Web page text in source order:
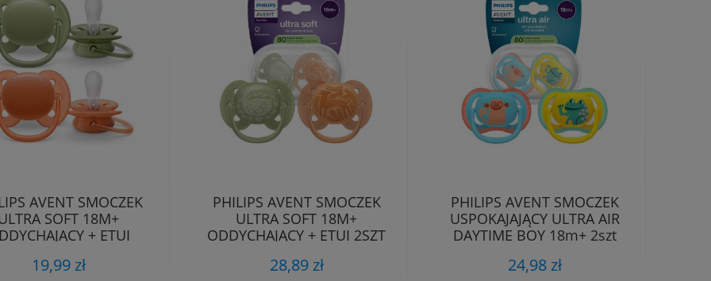
AVENT SMOCZEK
SOFT 18M+
+ ETUI
19,99 zł
PHILIPS AVENT SMOCZEK
ULTRA SOFT 18M+
ODDYCHAJĄCY + ETUI 2SZT
28,89 zł
PHILIPS AVENT SMOCZEK
USPOKAJAJĄCY ULTRA AIR
DAYTIME BOY 18m+ 2szt
24,98 zł